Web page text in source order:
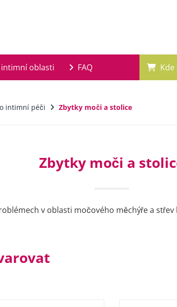
oblasti FAQ
intimní péči Zbytky moči a stolice
Zbytky moči a
v oblasti močového měchýře a